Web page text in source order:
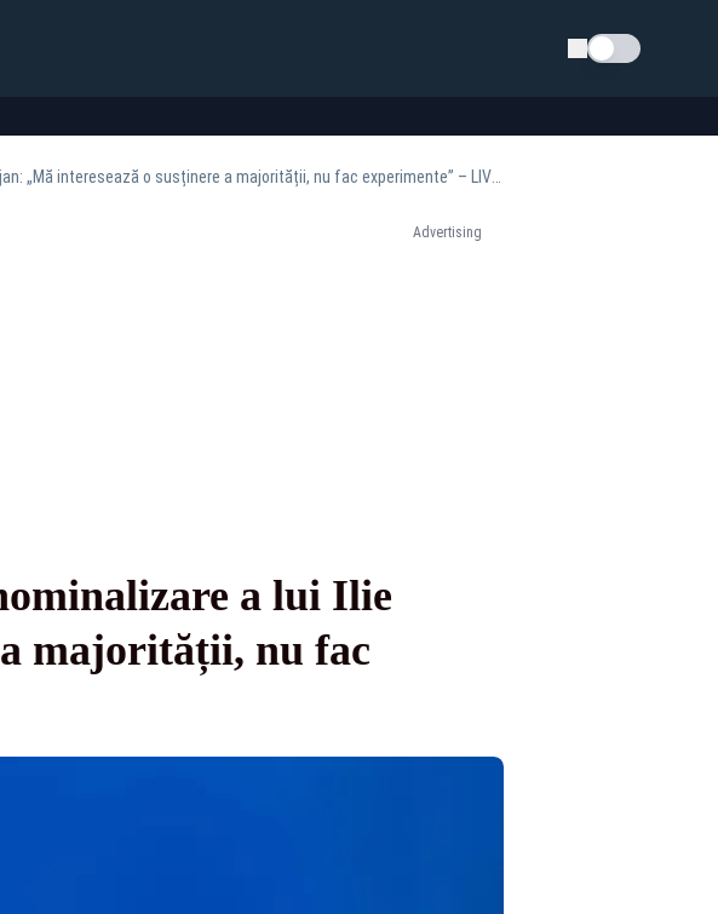
Schimba tema
Nicușor Dan, despre o posibilă nouă nominalizare a lui Ilie Bolojan: „Mă interesează o susținere a majorității, nu fac experimente” – LIVE TEXT
Advertising
a lui Ilie
majorității, nu fac